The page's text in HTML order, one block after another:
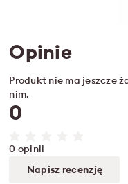
Opinie
Produkt nie ma jeszcze
nim.
0
0 opinii
Napisz recenzję